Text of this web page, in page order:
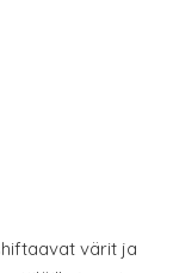
värit ja